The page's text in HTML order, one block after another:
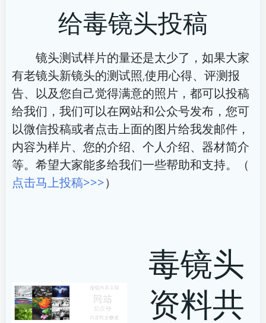
航
导
航
给毒镜头投稿
镜头测试样片的量还是太少了，如果大家
有老镜头新镜头的测试照,使用心得、评测报
告、以及您自己觉得满意的照片，都可以投稿
给我们，我们可以在网站和公众号发布，您可
以微信投稿或者点击上面的图片给我发邮件，
内容为样片、您的介绍、个人介绍、器材简介
等。希望大家能多给我们一些帮助和支持。（
点击马上投稿>>>）
毒镜头
资料共